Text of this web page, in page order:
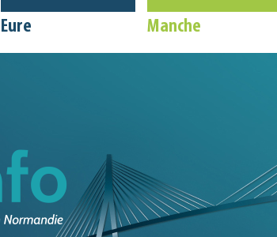
Eure Manche